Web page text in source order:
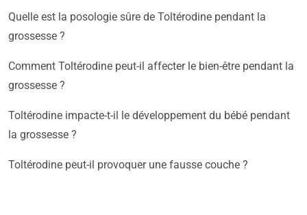
Quelle est la posologie sûre de Toltérodine pendant la
grossesse ?
Comment Toltérodine peut-il affecter le bien-être pendant la
grossesse ?
Toltérodine impacte-t-il le développement du bébé pendant
la grossesse ?
Toltérodine peut-il provoquer une fausse couche ?